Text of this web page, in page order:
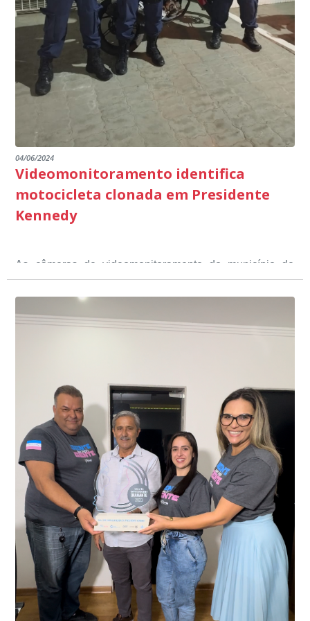
dos educandos. Tudo isso também foi demonstrado ao
Ministério Público através de depoimentos
emocionantes de pais e professores no decorrer da
escuta pública.
dialogada em prol do desenvolvimento educacional.
04/06/2024
Videomonitoramento identifica
motocicleta clonada em Presidente
Kennedy
As câmeras de videomonitoramento do município de
Presidente Kennedy identificaram neste fim de semana,
01 de junho, uma motocicleta com indícios de
adulteração, imediatamente, a central de
videomonitoramento acionou a Guarda Civil Municipal,
Durante a abordagem a adulteração foi comprovada,
através da conferência do Chassi, a motocicleta, bem
conta do sistema de videomonitoramento instalado
recentemente em todo o município de Presidente
Kennedy, o sistema é integrado com outros municípios
do país, sendo possível a identificação de veículos por
meio do cruzamento de informações, nesse caso
específico, com dados de uma cidade do Estado do Rio
de Janeiro.
“Mais de 100 câmeras foram instaladas na sede e no
interior de Presidente Kennedy, garantindo mais
segurança à população, seja nas ruas, no comércio, os
produtores agropecuários. Estamos no rumo certo,
parabéns a todos os servidores que contribuem para a
segurança da nossa cidade”, destaca o prefeito Dorlei
Fontão.